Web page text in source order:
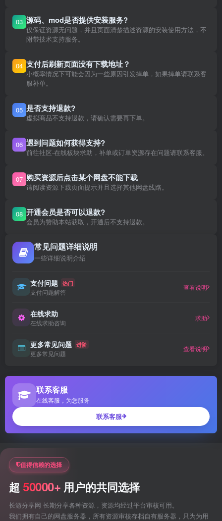
03 源码、mod是否提供安装服务?
仅保证资源无问题，并且页面清楚描述资源的安装使用方法，不
附带技术支持服务。
04 支付后刷新页面没有下载地址？
小概率情况下可能会因为一些原因引发掉单，如果掉单请联系客
服补单。
05 是否支持退款?
虚拟商品不支持退款，请确认需要再下单。
06 遇到问题如何获得支持?
前往社区-在线板块求助，补单或订单资源存在问题请联系客服。
07 购买资源后点击某个网盘不能下载
请阅读资源下载页面提示并且选择其他网盘线路。
08 开通会员是否可以退款?
会员为赞助本站获取，开通后不支持退款。
常见问题详细说明
一些详细说明介绍
支付问题 热门
支付问题解答
查看说明
在线求助
在线求助咨询
求助
更多常见问题 进阶
更多常见问题
查看说明
联系客服
在线客服，为您服务
联系客服
值得信赖的选择
超 50000+ 用户的共同选择
长游分享网 长期分享各种资源，资源均经过平台审核可用。
我们拥有自己的网盘服务器，所有资源审核存档自有服务器，只为为用